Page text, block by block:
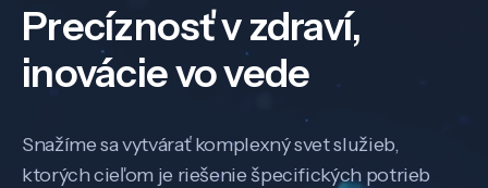
Precíznosť v zdraví,
inovácie vo vede
Snažíme sa vytvárať komplexný svet služieb,
ktorých cieľom je riešenie špecifických potrieb